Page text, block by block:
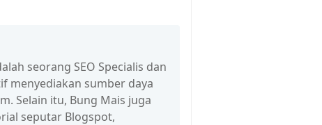
seorang SEO Specialis dan
menyediakan sumber daya
Selain itu, Bung Mais juga
seputar Blogspot,